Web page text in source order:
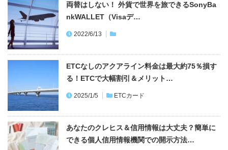
両替はしない！ 外貨で世界を旅できるSonyBa
nkWALLET（Visaデ…
2022/6/13
ETCなしのアクアライン料金は最大約75％損す
る！ETCで大幅割引＆メリット…
2025/1/5 ETCカード
あなたのクレヒス＆信用情報は大丈夫？簡単に
できる個人信用情報機関での開示方法…